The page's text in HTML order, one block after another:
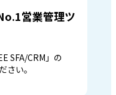
営業管理ツ
SFA/CRM」の
さい。